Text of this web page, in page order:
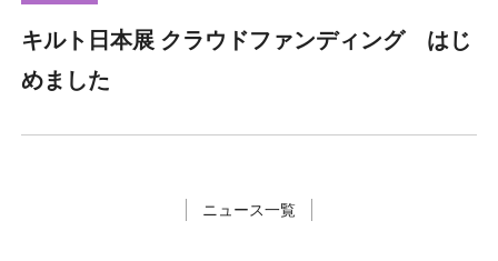
キルト日本展 クラウドファンディング はじ
めました
ニュース一覧